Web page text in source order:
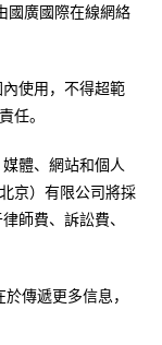
國廣國際在線網絡
使用，不得超範
任。
體、網站和個人
京）有限公司將採
師費、訴訟費、
傳遞更多信息，